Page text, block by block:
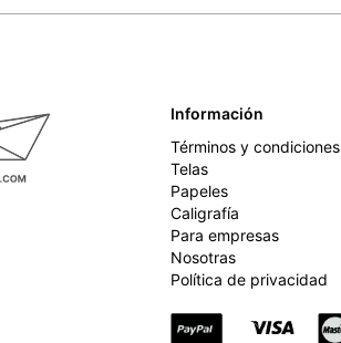
Información
Términos y condiciones
Telas
Papeles
Caligrafía
Para empresas
Nosotras
Política de privacidad